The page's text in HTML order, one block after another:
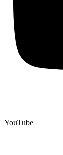
YouTube